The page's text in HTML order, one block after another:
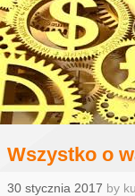
Wszystko o
30 stycznia 2017 by